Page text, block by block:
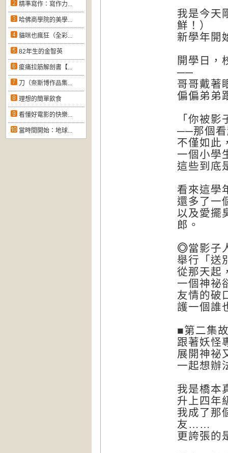
精準寫作：寫作力...
哈佛商學院的美學...
貓咪也瘋狂（全彩...
82年生的金智英
痠痛拉筋解剖書【...
刀（奈斯博作品集...
理想的簡單飲食
看懂好電影的快樂...
當時間開始：地球...
我是今天
鮮！）
新學年開
開學日，
──
哥哥戴著
偏偏弟弟
「你被
──那個看
不僅如此
一個小學
這些到底
看來這學
還多了一
以及愛擺
郎。
◎當影子
舉行「送
從那天起
一個神祕
友情的破
護一個誰
■第二集
跟著妖怪
展開神祕
一起想辦
我是橋本
升上四年
我成了那
友……
更誇張的